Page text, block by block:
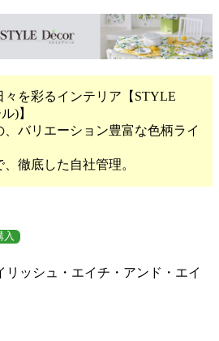
を彩るインテリア【STYLE
)】
バリエーション豊富な色柄ライ
徹底した自社管理。
入
リッシュ・エイチ・アンド・エイ